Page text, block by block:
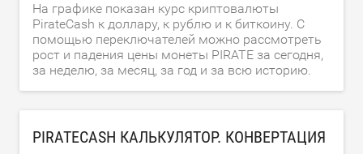
На графике показан курс криптовалюты
PirateCash к доллару, к рублю и к биткоину. С
помощью переключателей можно рассмотреть
рост и падения цены монеты PIRATE за сегодня,
за неделю, за месяц, за год и за всю историю.
PIRATECASH КАЛЬКУЛЯТОР. КОНВЕРТАЦИЯ